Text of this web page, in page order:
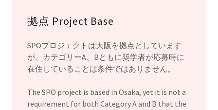
拠点 Project Base
SPOプロジェクトは大阪を拠点としています
が、カテゴリーA、Bともに奨学者が応募時に
在住していることは条件ではありません。
The SPO project is based in Osaka, yet it is not a
requirement for both Category A and B that the